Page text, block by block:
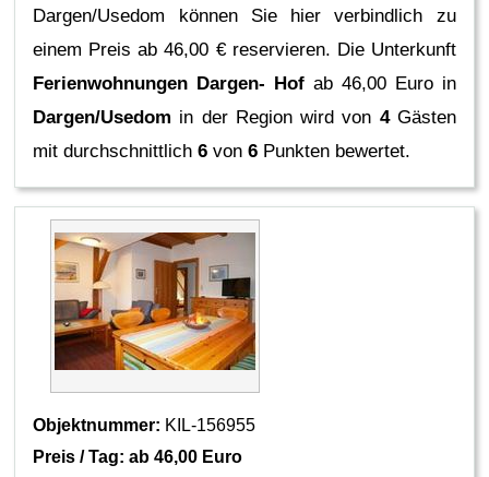
Dargen/Usedom können Sie hier verbindlich zu
einem Preis ab 46,00 € reservieren. Die Unterkunft
Ferienwohnungen Dargen- Hof ab 46,00 Euro in
Dargen/Usedom in der Regionwird von 4Gästen
mit durchschnittlich6 von6 Punkten bewertet.
Objektnummer: KIL-156955
Preis / Tag: ab 46,00 Euro